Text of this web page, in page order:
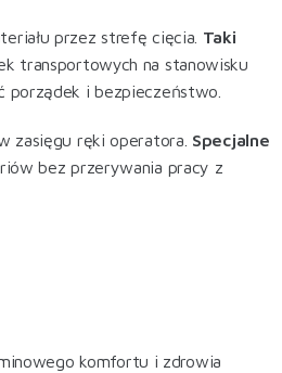
przez strefę cięcia. Taki
transportowych na stanowisku
porządek i bezpieczeństwo
zasięgu ręki operatora. Specjalne
bez przerywania pracy z
komfortu i zdrowia